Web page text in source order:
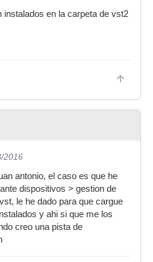
instalados en la carpeta de vst2
2016
antonio, el caso es que he
dispositivos > gestion de
le he dado para que cargue
y ahi si que me los
creo una pista de